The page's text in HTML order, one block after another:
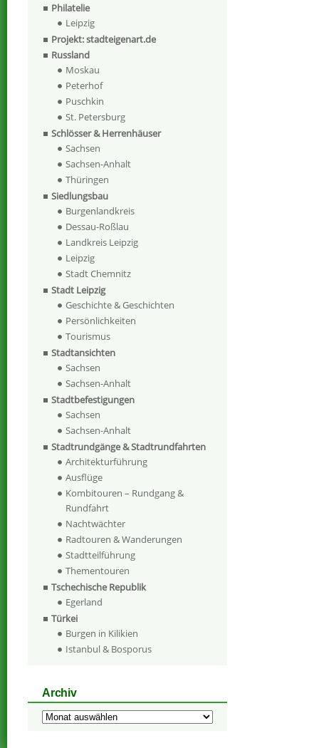
Philatelie
Leipzig
Projekt: stadteigenart.de
Russland
Moskau
Peterhof
Puschkin
St. Petersburg
Schlösser & Herrenhäuser
Sachsen
Sachsen-Anhalt
Thüringen
Siedlungsbau
Burgenlandkreis
Dessau-Roßlau
Landkreis Leipzig
Leipzig
Stadt Chemnitz
Stadt Leipzig
Geschichte & Geschichten
Persönlichkeiten
Tourismus
Stadtansichten
Sachsen
Sachsen-Anhalt
Stadtbefestigungen
Sachsen
Sachsen-Anhalt
Stadtrundgänge & Stadtrundfahrten
Architekturführung
Ausflüge
Kombitouren – Rundgang &
Rundfahrt
Nachtwächter
Radtouren & Wanderungen
Stadtteilführung
Thementouren
Tschechische Republik
Egerland
Türkei
Burgen in Kilikien
Istanbul & Bosporus
Archiv
Archiv